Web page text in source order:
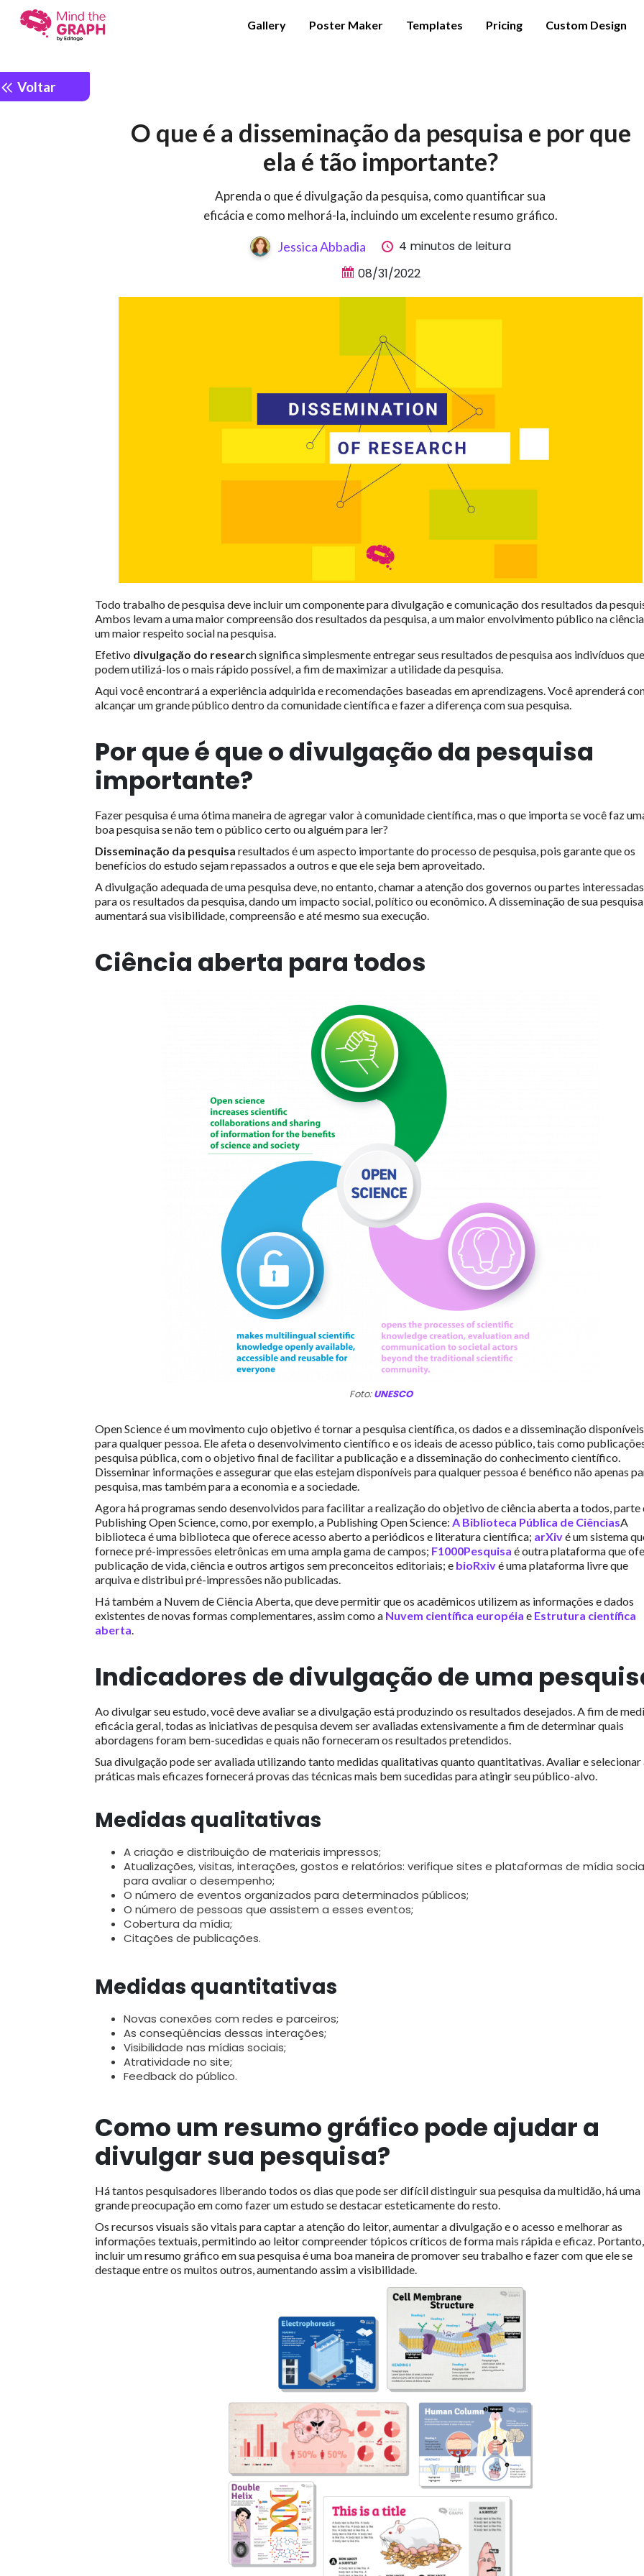
Gallery Poster Maker Templates Pricing Custom Design
Voltar
O que é a disseminação da pesquisa e por que
ela é tão importante?
Aprenda o que é divulgação da pesquisa, como quantificar sua
eficácia e como melhorá-la, incluindo um excelente resumo gráfico.
Jessica Abbadia
4 minutos de leitura
08/31/2022
Todo trabalho de pesquisa deve incluir um componente para divulgação e comunicação dos resultados da
Ambos levam a uma maior compreensão dos resultados da pesquisa, a um maior envolvimento público na
um maior respeito social na pesquisa.
Efetivo divulgação do research significa simplesmente entregar seus resultados de pesquisa aos indivíduos que
podem utilizá-los o mais rápido possível, a fim de maximizar a utilidade da pesquisa.
Aqui você encontrará a experiência adquirida e recomendações baseadas em aprendizagens. Você aprenderá
alcançar um grande público dentro da comunidade científica e fazer a diferença com sua pesquisa.
Por que é que odivulgação da pesquisa
importante?
Fazer pesquisa é uma ótima maneira de agregar valor à comunidade científica, mas o que importa se você faz
boa pesquisa se não tem o público certo ou alguém para ler?
Disseminação da pesquisa resultados é um aspecto importante do processo de pesquisa, pois garante que os
benefícios do estudo sejam repassados a outros e que ele seja bem aproveitado.
A divulgação adequada de uma pesquisa deve, no entanto, chamar a atenção dos governos ou partes interessadas
para os resultados da pesquisa, dando um impacto social, político ou econômico. A disseminação de sua pesquisa
aumentará sua visibilidade, compreensão e até mesmo sua execução.
Ciência aberta para todos
Foto:UNESCO
Open Science é um movimento cujo objetivo é tornar a pesquisa científica, os dados e a disseminação disponíveis
para qualquer pessoa. Ele afeta o desenvolvimento científico e os ideais de acesso público, tais como
pesquisa pública, com o objetivo final de facilitar a publicação e a disseminação do conhecimento científico.
Disseminar informações e assegurar que elas estejam disponíveis para qualquer pessoa é benéfico não apenas
pesquisa, mas também para a economia e a sociedade.
Agora há programas sendo desenvolvidos para facilitar a realização do objetivo de ciência aberta a todos, parte
Publishing Open Science, como, por exemplo, a Publishing Open Science: A Biblioteca Pública de CiênciasA
biblioteca é uma biblioteca que oferece acesso aberto a periódicos e literatura científica; arXivé um sistema
fornece pré-impressões eletrônicas em uma ampla gama de campos; F1000Pesquisa é outra plataforma que
publicação de vida, ciência e outros artigos sem preconceitos editoriais; e bioRxivé uma plataforma livre que
arquiva e distribui pré-impressões não publicadas.
Há também a Nuvem de Ciência Aberta, que deve permitir que os acadêmicos utilizem as informações e dados
existentes de novas formas complementares, assim como a Nuvem científica européia e Estrutura científica
aberta.
Indicadores de divulgação de uma
Ao divulgar seu estudo, você deve avaliar se a divulgação está produzindo os resultados desejados. A fim de
eficácia geral, todas as iniciativas de pesquisa devem ser avaliadas extensivamente a fim de determinar quais
abordagens foram bem-sucedidas e quais não forneceram os resultados pretendidos.
Sua divulgação pode ser avaliada utilizando tanto medidas qualitativas quanto quantitativas. Avaliar e selecionar
práticas mais eficazes fornecerá provas das técnicas mais bem sucedidas para atingir seu público-alvo.
Medidas qualitativas
A criação e distribuição de materiais impressos;
Atualizações, visitas, interações, gostos e relatórios: verifique sites e plataformas de mídia
para avaliar o desempenho;
O número de eventos organizados para determinados públicos;
O número de pessoas que assistem a esses eventos;
Cobertura da mídia;
Citações de publicações.
Medidas quantitativas
Novas conexões com redes e parceiros;
As conseqüências dessas interações;
Visibilidade nas mídias sociais;
Atratividade no site;
Feedback do público.
Como um resumo gráfico pode ajudar a
divulgar sua pesquisa?
Há tantos pesquisadores liberando todos os dias que pode ser difícil distinguir sua pesquisa da multidão, há uma
grande preocupação em como fazer um estudo se destacar esteticamente do resto.
Os recursos visuais são vitais para captar a atenção do leitor, aumentar a divulgação e o acesso e melhorar as
informações textuais, permitindo ao leitor compreender tópicos críticos de forma mais rápida e eficaz. Portanto,
incluir um resumo gráfico em sua pesquisa é uma boa maneira de promover seu trabalho e fazer com que ele se
destaque entre os muitos outros, aumentando assim a visibilidade.